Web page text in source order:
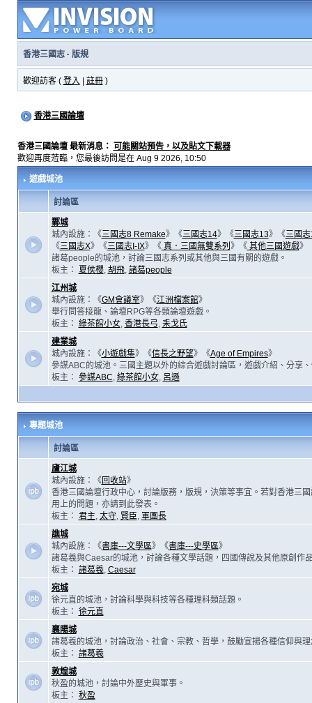
香港三國志· 版規
歡迎訪客 ( 登入 註冊)
香港三國論壇
香港三國論壇 最新消息： 可能關站預告，以及貼文下載器
歡迎再度蒞臨，您最後訪問是在 Aug 9 2026, 10:50
遊戲城池
討論區
鄴城
城內設施：《三國志8 Remake》《三國志14》《三國志13》《三國
《三國志X》《三國志I-IX》《真．三國無雙系列 》《其他三國遊戲》
諸葛people的城池，討論三國志系列或其他與三國有關的遊戲。
板主：
夏侯櫻, 胡飛, 諸葛people
江州城
城內設施：《GM會議室》《江洲檔案館》
舉行問答接龍、論壇RPG等各類論壇遊戲。
板主： 綠茶館小女, 香港長弓, 耒戈氏
建業城
城內設施：《小遊戲集》《信長之野望》《Age of Empires》
參謀ABC的城池。三國主題以外的綜合遊戲討論區，遊戲介紹、分享
板主： 參謀ABC, 綠茶館小女, 呂遜
專題城池
討論區
廬江城
城內設施：《回收站》
香港三國論壇行政中心，討論版務，版規，決策等事宜。若對香港三
用上的問題，亦請到此發表。
板主： 君主, 太守, 賢臣, 軍團長
譙城
城內設施：《書庫---文學區》《書庫---史學區》
諸葛羲與Caesar的城池，討論各種文學話題，四國傳說及其他原創作
板主： 諸葛羲, Caesar
宛城
徐元直的城池，討論科學與科技等各種理科類話題。
板主： 徐元直
襄陽城
諸葛羲的城池，討論政治、社會、宗教、哲學，鼓勵宣揚各種信仰與理
板主： 諸葛羲
敦煌城
秋盈的城池，討論中外歷史與軍事。
板主： 秋盈